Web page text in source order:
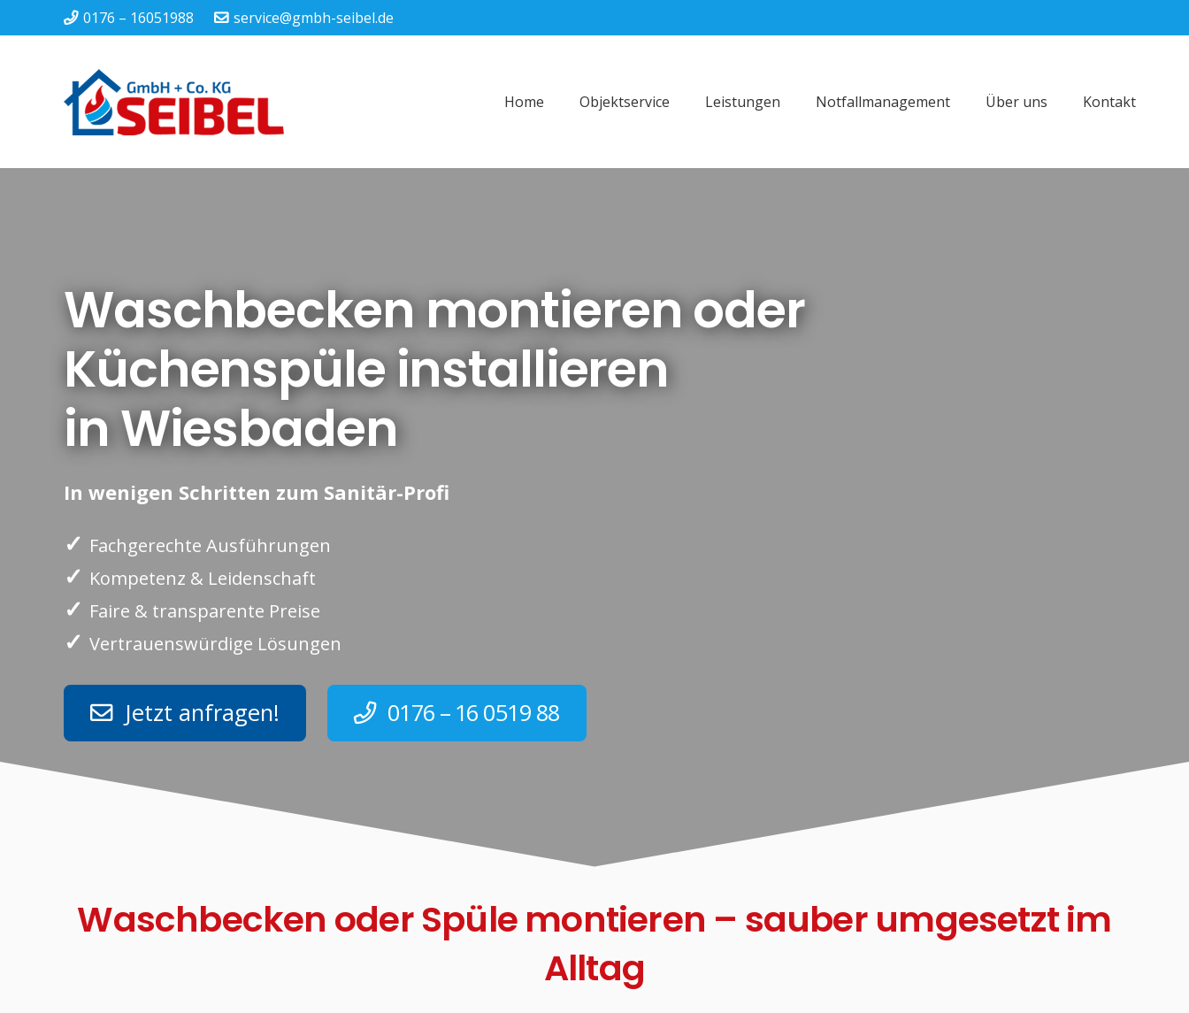
0176 – 16051988 service@gmbh-seibel.de
Home Objektservice Leistungen Notfallmanagement Über uns Kontakt
Waschbecken montieren oder
Küchenspüle installieren
in Wiesbaden
In wenigen Schritten zum Sanitär-Profi
✓ Fachgerechte Ausführungen
✓ Kompetenz & Leidenschaft
✓ Faire & transparente Preise
✓ Vertrauenswürdige Lösungen
Jetzt anfragen! 0176 – 16 0519 88
Waschbecken oder Spüle montieren – sauber umgesetzt im
Alltag